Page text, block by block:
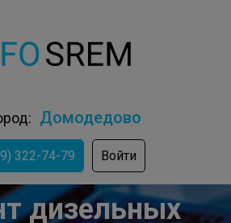
Домодедово
322-74-79 Войти
дизельных